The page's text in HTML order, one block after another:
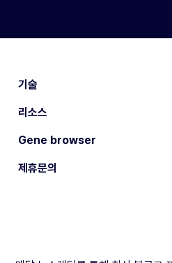
기술
리소스
Gene browser
제휴문의